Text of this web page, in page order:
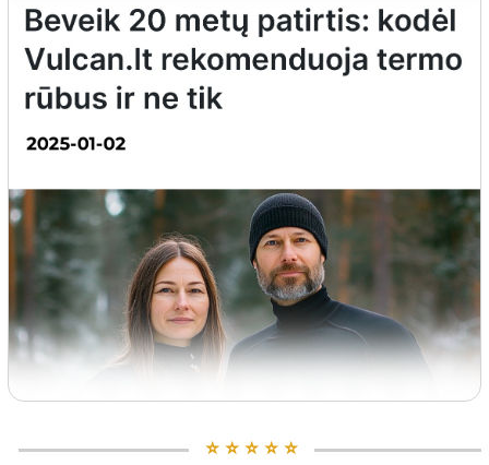
⭐️ ⭐️ ⭐️ ⭐️ ⭐️